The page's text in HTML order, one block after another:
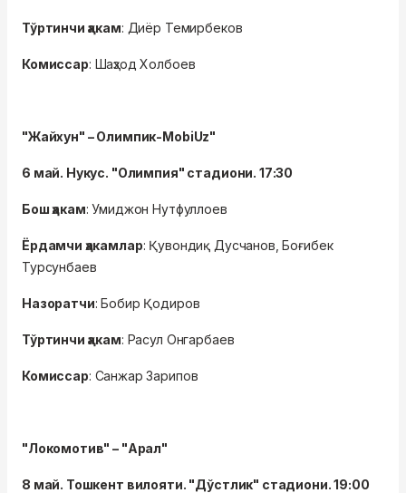
Тўртинчи ҳакам: Диёр Темирбеков
Комиссар: Шаҳзод Холбоев
"Жайхун" – Олимпик-MobiUz"
6 май. Нукус. "Олимпия" стадиони. 17:30
Бош ҳакам: Умиджон Нутфуллоев
Ёрдамчи ҳакамлар: Қувондиқ Дусчанов, Боғибек
Турсунбаев
Назоратчи: Бобир Қодиров
Тўртинчи ҳакам: Расул Онгарбаев
Комиссар: Санжар Зарипов
"Локомотив" – "Арал"
8 май. Тошкент вилояти. "Дўстлик" стадиони. 19:00